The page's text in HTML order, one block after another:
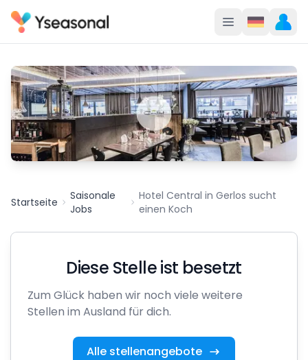
Startseite
Saisonale
Jobs
Hotel Central in Gerlos sucht
einen Koch
Diese Stelle ist besetzt
Zum Glück haben wir noch viele weitere
Stellen im Ausland für dich.
Alle stellenangebote